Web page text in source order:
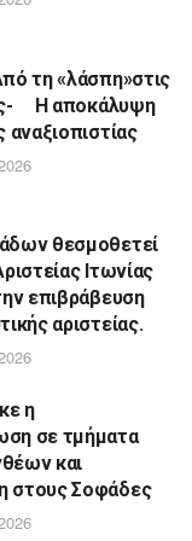
τη «λάσπη»στις
Η αποκάλυψη
αναξιοπιστίας
θεσμοθετεί
Ιτωνίας
επιβράβευση
αριστείας.
η
σε τμήματα
και
στους Σοφάδες